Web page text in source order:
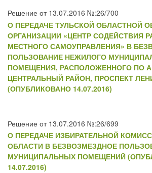
Решение от 13.07.2016 №:26/700
О ПЕРЕДАЧЕ ТУЛЬСКОЙ ОБЛАСТНОЙ
ОРГАНИЗАЦИИ «ЦЕНТР СОДЕЙСТВИЯ
МЕСТНОГО САМОУПРАВЛЕНИЯ» В
ПОЛЬЗОВАНИЕ НЕЖИЛОГО
ПОМЕЩЕНИЯ, РАСПОЛОЖЕННОГО ПО
ЦЕНТРАЛЬНЫЙ РАЙОН, ПРОСПЕКТ
(ОПУБЛИКОВАНО 14.07.2016)
Решение от 13.07.2016 №:26/699
О ПЕРЕДАЧЕ ИЗБИРАТЕЛЬНОЙ
ОБЛАСТИ В БЕЗВОЗМЕЗДНОЕ
МУНИЦИПАЛЬНЫХ ПОМЕЩЕНИЙ
14.07.2016)